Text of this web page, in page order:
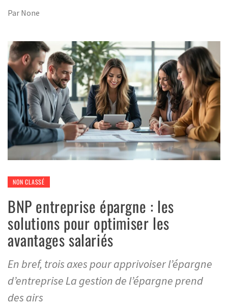
Par None
NON CLASSÉ
BNP entreprise épargne : les
solutions pour optimiser les
avantages salariés
En bref, trois axes pour apprivoiser l’épargne
d’entreprise La gestion de l’épargne prend
des airs